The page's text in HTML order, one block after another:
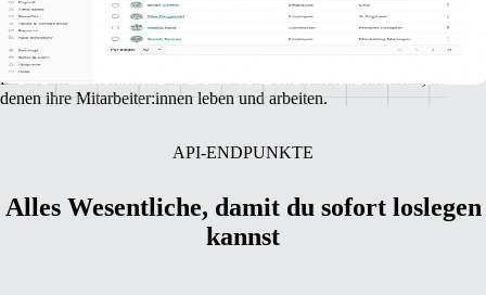
Gemeinsam bieten Gusto und Remote kleinen Unternehmen Zugang
zu fantastischen globalen Talenten. Und wir schützen sie, indem wir
für sie alle Vorschriften und Gesetze in den Ländern einhalten, in
denen ihre Mitarbeiter:innen leben und arbeiten.
API-ENDPUNKTE
Alles Wesentliche, damit du sofort loslegen
kannst